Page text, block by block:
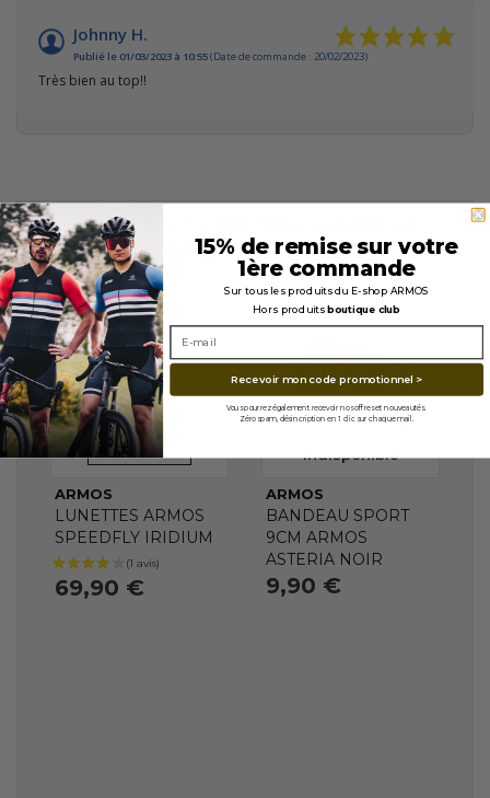
Johnny H.
Publié le 01/03/2023 à 10:55(Date de commande : 20/02/2023)
Très bien au top!!
LES CLIENTS QUI ONT ACHETÉ
CE PRODUIT ONT ÉGALEMENT
ACHETÉ...
En stock
VERRES
REVO Bleu
VERRES
REVO Rouge
ARMOS
LUNETTES ARMOS
SPEEDFLY IRIDIUM
69,90 €
Indisponible
ARMOS
BANDEAU SPORT
9CM ARMOS
ASTERIA NOIR
9,90 €
15% de remise sur votre
1ère commande
Sur tous les produits du E-shop ARMOS
Hors produitsboutique club
Recevoir mon code promotionnel >
Vous pourrez également recevoir nos offres et nouveautés.
Zéro spam, désincription en 1 clic sur chaque mail.